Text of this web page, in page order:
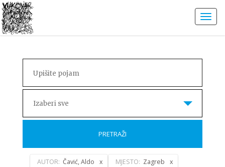
Izaberi sve
PRETRAŽI
AUTOR: Čavić, Aldo MJESTO: Zagreb